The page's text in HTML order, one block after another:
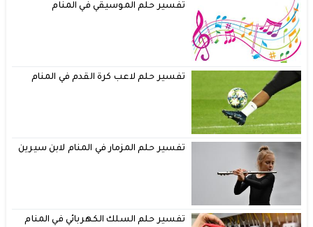
تفسير حلم الموسيقي في المنام
تفسير حلم لاعب كرة القدم في المنام
تفسير حلم المزمار في المنام لابن سيرين
تفسير حلم السلك الكهربائي في المنام